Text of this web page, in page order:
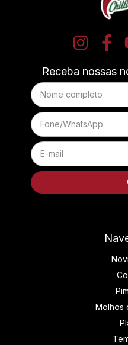
Receba nossas
Molhos